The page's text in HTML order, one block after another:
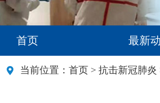
首页 最新
当前位置： 首页 > 抗击新冠肺炎